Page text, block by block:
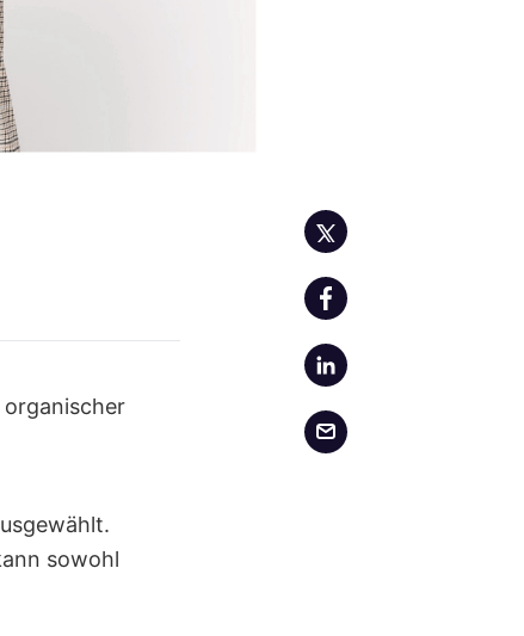
organischer
sowohl